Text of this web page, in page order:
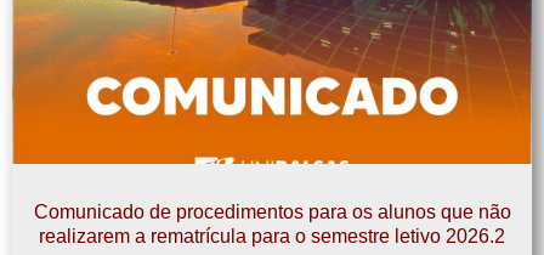
Comunicado de procedimentos para os alunos que não
realizarem a rematrícula para o semestre letivo 2026.2